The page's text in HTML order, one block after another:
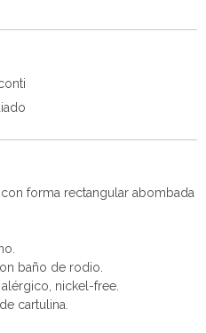
forma rectangular abombada
baño de rodio.
nickel-free.
cartulina.